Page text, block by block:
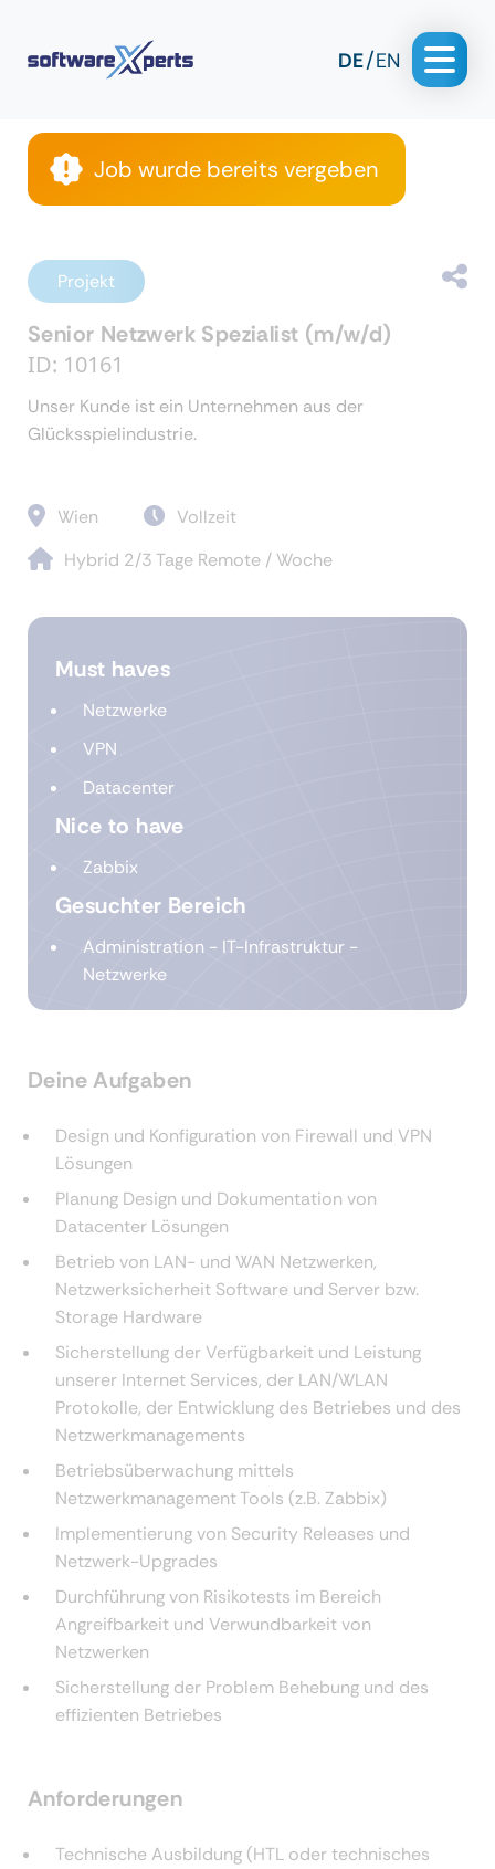
DE EN
Job wurde bereits vergeben
Projekt
Senior Netzwerk Spezialist (m/w/d)
ID: 10161
Unser Kunde ist ein Unternehmen aus der
Glücksspielindustrie.
Wien
Vollzeit
Hybrid 2/3 Tage Remote / Woche
Must haves
Netzwerke
VPN
Datacenter
Nice to have
Zabbix
Gesuchter Bereich
Administration - IT-Infrastruktur -
Netzwerke
Deine Aufgaben
Design und Konfiguration von Firewall und VPN
Lösungen
Planung Design und Dokumentation von
Datacenter Lösungen
Betrieb von LAN- und WAN Netzwerken,
Netzwerksicherheit Software und Server bzw.
Storage Hardware
Sicherstellung der Verfügbarkeit und Leistung
unserer Internet Services, der LAN/WLAN
Protokolle, der Entwicklung des Betriebes und des
Netzwerkmanagements
Betriebsüberwachung mittels
Netzwerkmanagement Tools (z.B. Zabbix)
Implementierung von Security Releases und
Netzwerk-Upgrades
Durchführung von Risikotests im Bereich
Angreifbarkeit und Verwundbarkeit von
Netzwerken
Sicherstellung der Problem Behebung und des
effizienten Betriebes
Anforderungen
Technische Ausbildung (HTL oder technisches